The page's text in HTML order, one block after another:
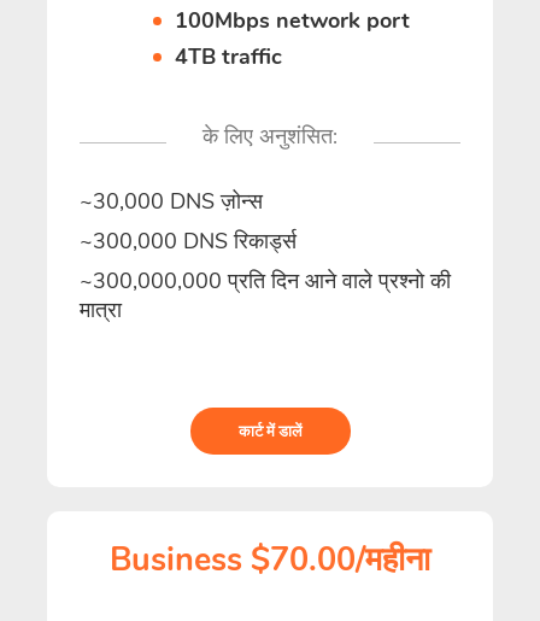
100Mbps network port
4TB traffic
के लिए अनुशंसित:
~30,000 DNS ज़ोन्स
~300,000 DNS रिकार्ड्स
~300,000,000 प्रति दिन आने वाले प्रश्नो की
मात्रा
कार्ट में डालें
Business $70.00/महीना